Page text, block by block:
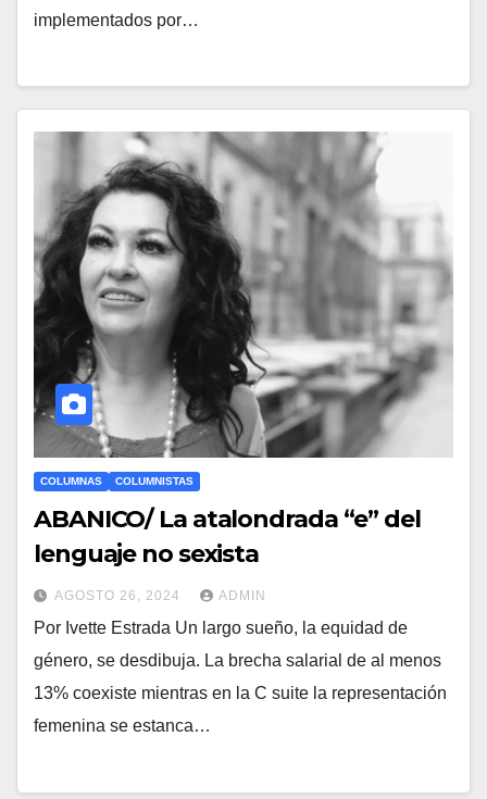
implementados por…
COLUMNAS COLUMNISTAS
ABANICO/ La atalondrada “e” del
lenguaje no sexista
AGOSTO 26, 2024 ADMIN
Por Ivette Estrada Un largo sueño, la equidad de
género, se desdibuja. La brecha salarial de al menos
13% coexiste mientras en la C suite la representación
femenina se estanca…